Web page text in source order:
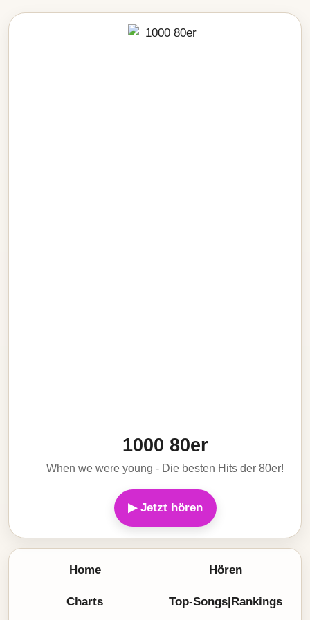
1000 80er
When we were young - Die besten Hits der 80er!
▶ Jetzt hören
Home Hören
Charts Top-Songs|Rankings